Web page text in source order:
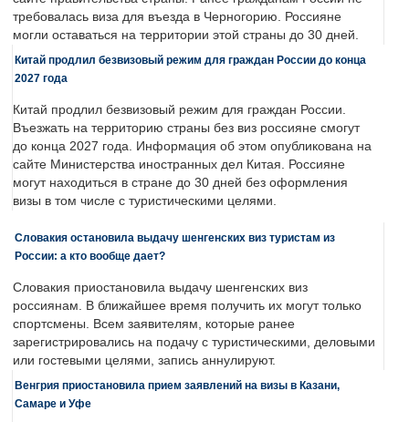
требовалась виза для въезда в Черногорию. Россияне
могли оставаться на территории этой страны до 30 дней.
Китай продлил безвизовый режим для граждан России до конца
2027 года
Китай продлил безвизовый режим для граждан России.
Въезжать на территорию страны без виз россияне смогут
до конца 2027 года. Информация об этом опубликована на
сайте Министерства иностранных дел Китая. Россияне
могут находиться в стране до 30 дней без оформления
визы в том числе с туристическими целями.
Словакия остановила выдачу шенгенских виз туристам из
России: а кто вообще дает?
Словакия приостановила выдачу шенгенских виз
россиянам. В ближайшее время получить их могут только
спортсмены. Всем заявителям, которые ранее
зарегистрировались на подачу с туристическими, деловыми
или гостевыми целями, запись аннулируют.
Венгрия приостановила прием заявлений на визы в Казани,
Самаре и Уфе